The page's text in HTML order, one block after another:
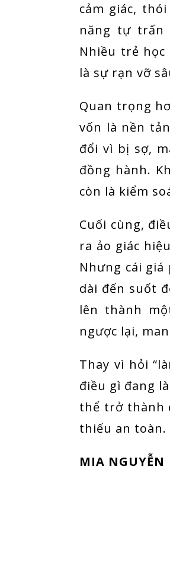
cảm giác,
năng tự trấn
Nhiều trẻ học
là sự rạn vỡ
Quan trọng
vốn là nền
đổi vì bị sợ,
đồng hành.
còn là kiểm
Cuối cùng,
ra ảo giác
Nhưng cái
dài đến suốt
lên thành
ngược lại,
Thay vì hỏi
điều gì đang
thể trở thành
thiếu an toàn.
MIA NGUYỄN